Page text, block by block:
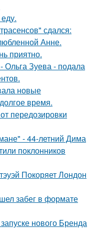
сдался:
Анне.
приятно.
Зуева - подала
новые
время.
передозировки
- 44-летний Дима
поклонников
Покоряет Лондон
забег в формате
нового Бренда